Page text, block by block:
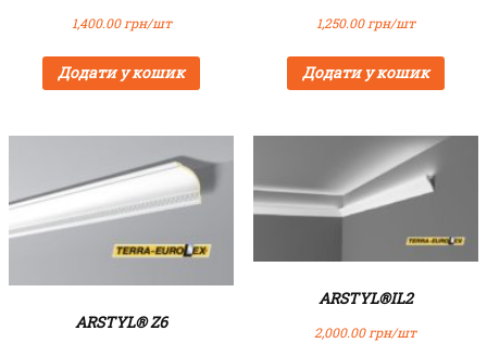
1,400.00грн/шт
Додати у кошик
1,250.00грн/шт
Додати у кошик
ARSTYL® Z6
ARSTYL®IL2
2,000.00грн/шт